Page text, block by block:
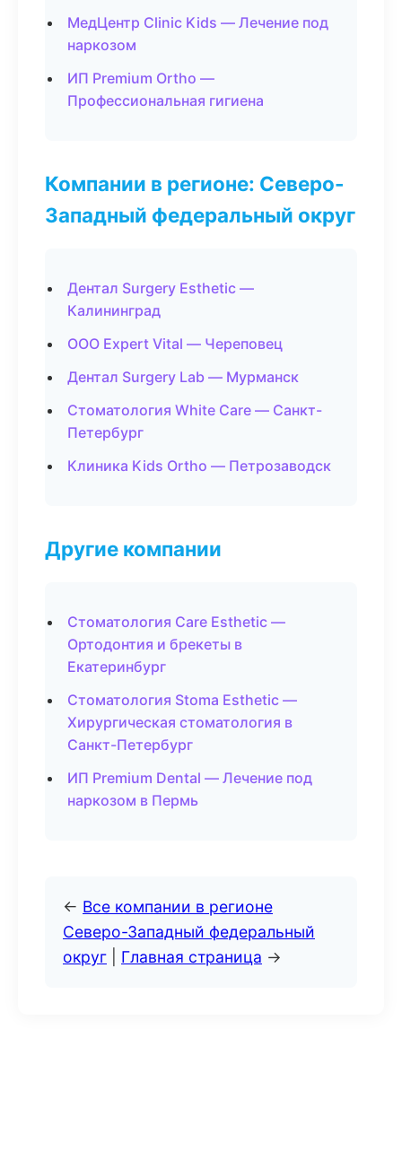
МедЦентр Clinic Kids — Лечение под
наркозом
ИП Premium Ortho —
Профессиональная гигиена
Компании в регионе: Северо-
Западный федеральный округ
Дентал Surgery Esthetic —
Калининград
ООО Expert Vital — Череповец
Дентал Surgery Lab — Мурманск
Стоматология White Care — Санкт-
Петербург
Клиника Kids Ortho — Петрозаводск
Другие компании
Стоматология Care Esthetic —
Ортодонтия и брекеты в
Екатеринбург
Стоматология Stoma Esthetic —
Хирургическая стоматология в
Санкт-Петербург
ИП Premium Dental — Лечение под
наркозом в Пермь
← Все компании в регионе
Северо-Западный федеральный
округ
Главная страница →